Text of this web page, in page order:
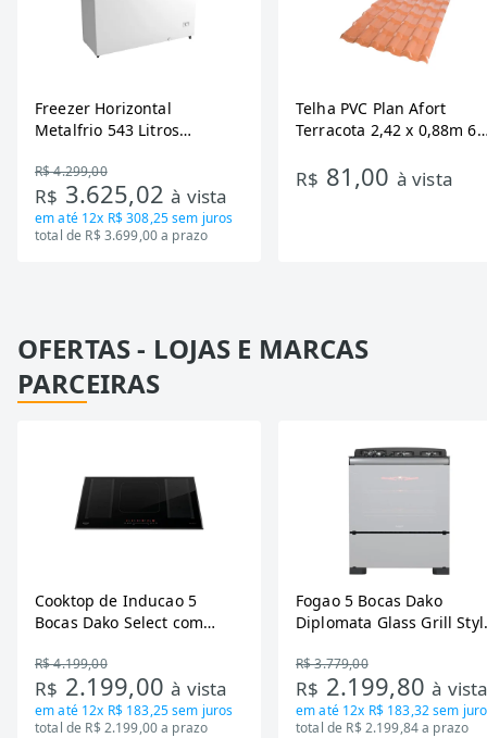
Freezer Horizontal
Metalfrio 543 Litros
Tecnologia Inverter, Branco,
Bivolt
R$ 4.299,00
R$ 3.625,02à vista
em até 12x R$ 308,25sem juros
total de R$ 3.699,00 a prazo
Telha PVC Plan Afort
Terracota 2,42 x 0,88m 6
R$ 81,00 à vista
OFERTAS - LOJAS E MARCAS
PARCEIRAS
Cooktop de Inducao 5
Bocas Dako Select com
R$ 4.199,00
R$ 2.199,00à vista
em até 12x R$ 183,25sem juros
total de R$ 2.199,00 a prazo
Fogao 5 Bocas Dako
Diplomata Glass Grill
R$ 3.779,00
R$ 2.199,80à
em até 12x R$ 183,32sem
total de R$ 2.199,84 a prazo